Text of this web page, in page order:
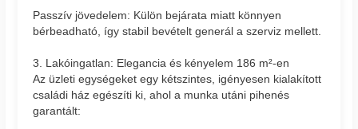
Passzív jövedelem: Külön bejárata miatt könnyen
bérbeadható, így stabil bevételt generál a szerviz mellett.
3. Lakóingatlan: Elegancia és kényelem 186 m²-en
Az üzleti egységeket egy kétszintes, igényesen kialakított
családi ház egészíti ki, ahol a munka utáni pihenés
garantált: